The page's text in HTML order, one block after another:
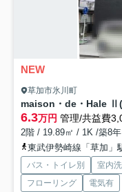
NEW
草加市氷川町
maison・de・Hale Ⅱ(
6.3万円 管理/共益費
2階 / 19.89㎡ / 1K /築8年
東武伊勢崎線「草加」
バス・トイレ別 室内
フローリング
電気有